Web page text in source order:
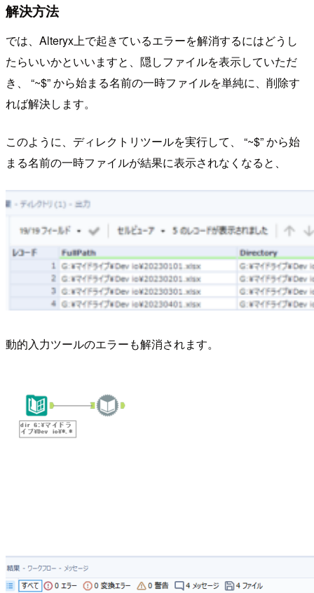
解決方法
では、Alteryx上で起きているエラーを解消するにはどうし
たらいいかといいますと、隠しファイルを表示していただ
き、 “~$” から始まる名前の一時ファイルを単純に、削除す
れば解決します。
このように、ディレクトリツールを実行して、 “~$” から始
まる名前の一時ファイルが結果に表示されなくなると、
動的入力ツールのエラーも解消されます。